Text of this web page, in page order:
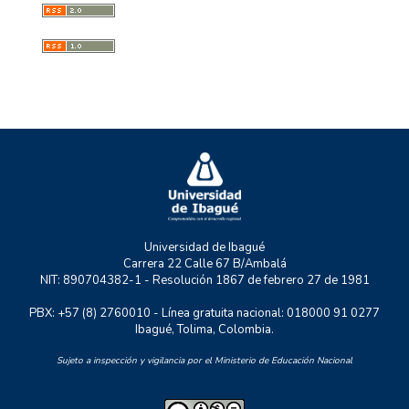
GESS
MYSCO
RASTRO URBANO
Universidad de Ibagué
Carrera 22 Calle 67 B/Ambalá
NIT: 890704382-1 - Resolución 1867 de febrero 27 de 1981
PBX: +57 (8) 2760010 - Línea gratuita nacional: 018000 91 0277
Ibagué, Tolima, Colombia.
Sujeto a inspección y vigilancia por el Ministerio de Educación Nacional